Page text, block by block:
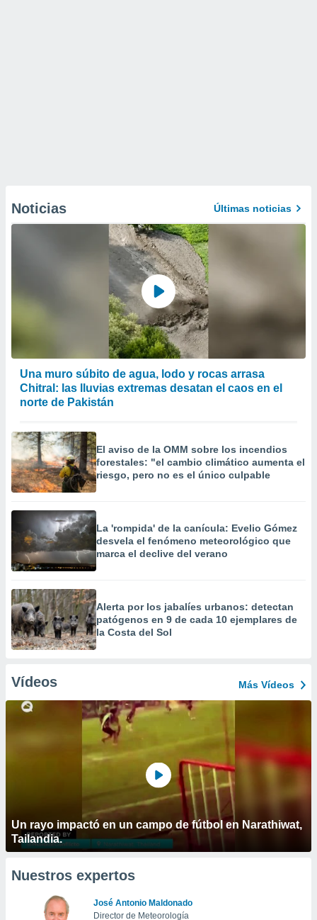
Noticias Últimas noticias
Una muro súbito de agua, lodo y rocas arrasa
Chitral: las lluvias extremas desatan el caos en el
norte de Pakistán
El aviso de la OMM sobre los incendios
forestales: "el cambio climático aumenta el
riesgo, pero no es el único culpable
La 'rompida' de la canícula: Evelio Gómez
desvela el fenómeno meteorológico que
marca el declive del verano
Alerta por los jabalíes urbanos: detectan
patógenos en 9 de cada 10 ejemplares de
la Costa del Sol
Vídeos Más Vídeos
Un rayo impactó en un campo de fútbol en Narathiwat,
Tailandia.
Nuestros expertos
José Antonio Maldonado
Director de Meteorología